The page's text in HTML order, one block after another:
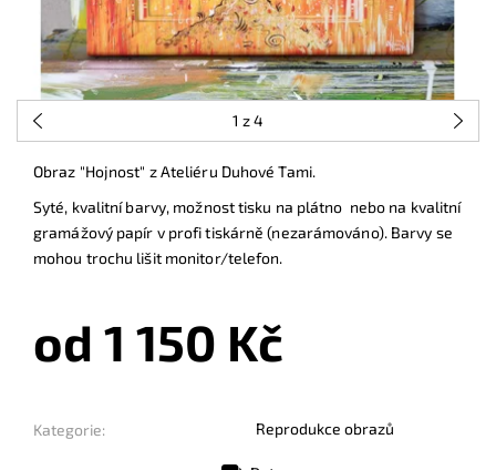
1 z 4
Obraz "Hojnost" z Ateliéru Duhové Tami.
Syté, kvalitní barvy, možnost tisku na plátno nebo na kvalitní
gramážový papír v profi tiskárně (nezarámováno). Barvy se
mohou trochu lišit monitor/telefon.
od 1 150 Kč
Kategorie: Reprodukce obrazů